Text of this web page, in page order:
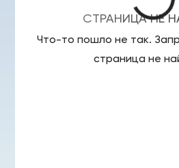
СТРАНИЦА НЕ
Что-то пошло не так.
страница не